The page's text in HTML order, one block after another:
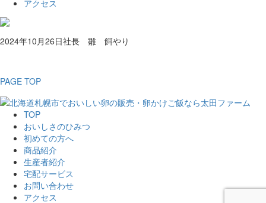
アクセス
2024年10月26日社長 雛 餌やり
PAGE TOP
TOP
おいしさのひみつ
初めての方へ
商品紹介
生産者紹介
宅配サービス
お問い合わせ
アクセス